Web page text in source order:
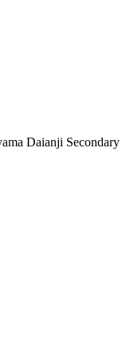
Daianji Secondary